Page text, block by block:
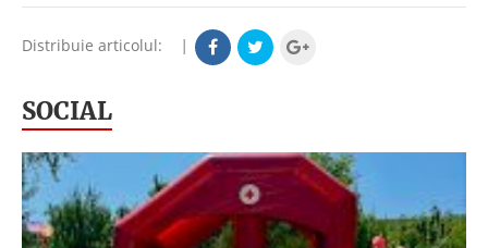
Distribuie articolul: |
SOCIAL